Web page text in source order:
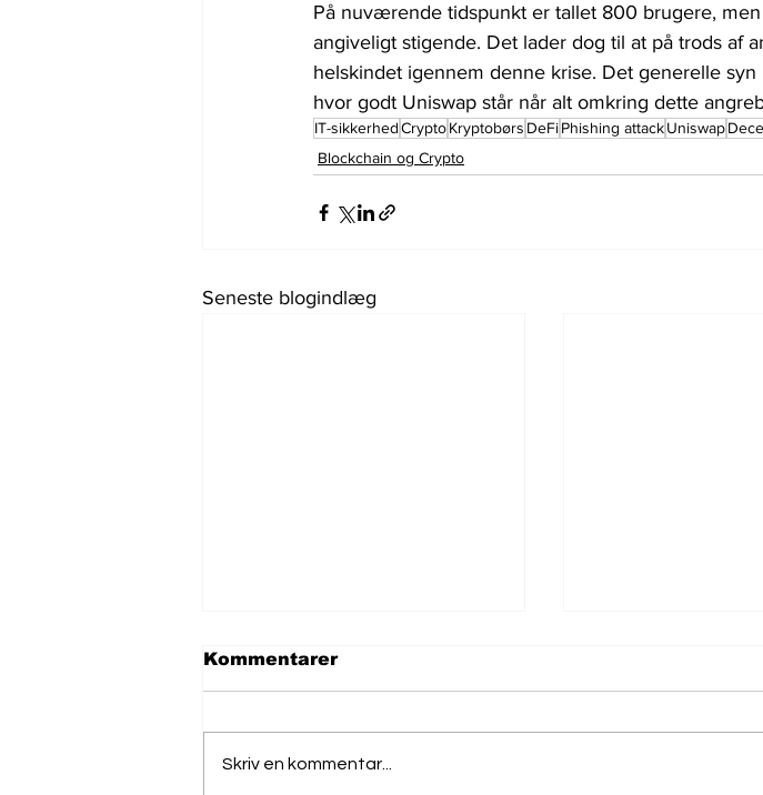
På nuværende tidspunkt er tallet 800 brugere,
angiveligt stigende. Det lader dog til at på trods af
helskindet igennem denne krise. Det generelle
hvor godt Uniswap står når alt omkring dette
IT-sikkerhedCryptoKryptobørs DeFiPhishing attackUniswap
Blockchain og Crypto
Seneste blogindlæg
Kommentarer
Skriv en kommentar...